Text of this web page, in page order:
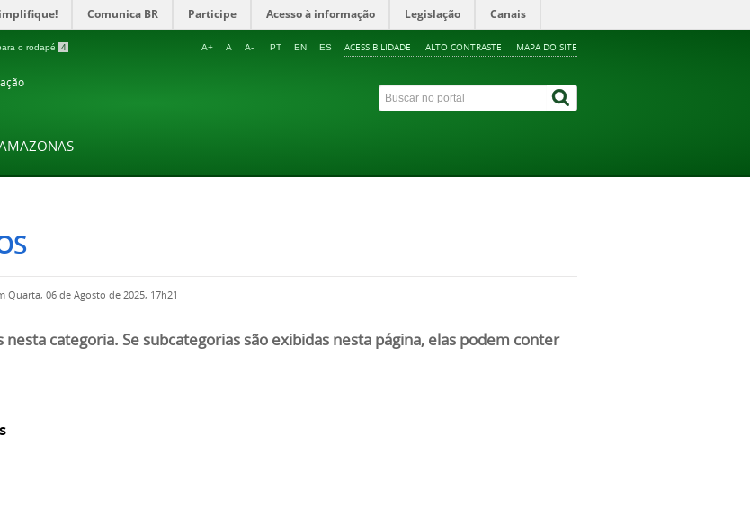
Comunica BR Participe Acesso à informação Legislação Canais
o rodapé 4 ACESSIBILIDADE ALTO CONTRASTE MAPA DO SITE
A+ A A- PT EN ES
Quarta, 06 de Agosto de 2025, 17h21
nesta categoria. Se subcategorias são exibidas nesta página, elas podem conter